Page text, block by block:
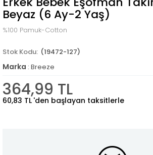
Beyaz (6 Ay-2 Yaş)
%100 Pamuk-Cotton
(19472-127)
Marka : Breeze
364,99 TL
60,83 TL 'den başlayan taksitlerle